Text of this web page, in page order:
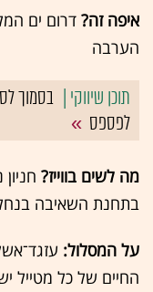
איפה זה? דרום ים
הערבה
בסמוך
לפספס
מה לשים בווייז?
בתחנת השאיבה
על המסלול:
החיים של כל מטייל